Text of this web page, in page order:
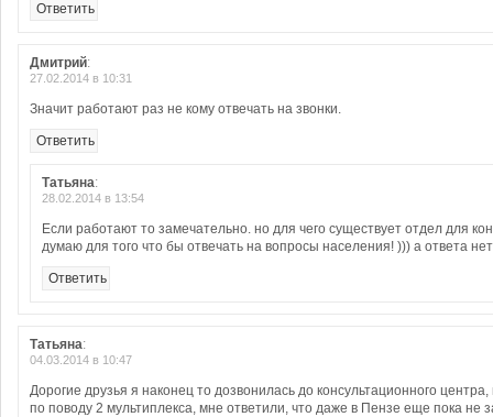
Ответить
Дмитрий:
27.02.2014 в 10:31
Значит работают раз не кому отвечать на звонки.
Ответить
Татьяна:
28.02.2014 в 13:54
Если работают то замечательно. но для чего существует отдел для
думаю для того что бы отвечать на вопросы населения! ))) а ответа
Ответить
Татьяна:
04.03.2014 в 10:47
Дорогие друзья я наконец то дозвонилась до консультационного
по поводу 2 мультиплекса, мне ответили, что даже в Пензе еще пока не